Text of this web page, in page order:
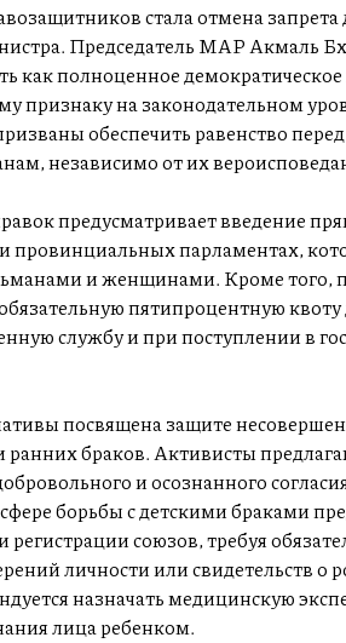
стала отмена
Председатель MAP Акмаль
полноценное демократическое
признаку на законодательном
обеспечить равенство
независимо от их
предусматривает введение
провинциальных парламентах,
и женщинами. Кроме того,
пятипроцентную
службу и при поступлении в
посвящена защите
ранних браков. Активисты
и осознанного
борьбы с детскими браками
союзов, требуя
личности или свидетельств о
назначать медицинскую
лица ребенком.